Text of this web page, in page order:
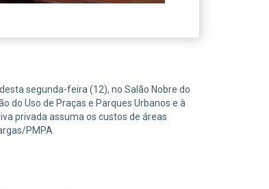
segunda-feira (12), no Salão Nobre do
do Uso de Praças e Parques Urbanos e à
privada assuma os custos de áreas
PMPA